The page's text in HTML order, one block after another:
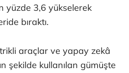
yüzde 3,6 yükselerek
bıraktı.
araçlar ve yapay zekâ
şekilde kullanılan gümüşte